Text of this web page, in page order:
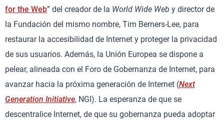
for the Web” del creador de la World Wide Web y director de
la Fundación del mismo nombre, Tim Berners-Lee, para
restaurar la accesibilidad de Internet y proteger la privacidad
de sus usuarios. Además, la Unión Europea se dispone a
pelear, alineada con el Foro de Gobernanza de Internet, para
avanzar hacia la próxima generación de Internet (Next
Generation Initiative, NGI). La esperanza de que se
descentralice Internet, de que su gobernanza pueda adoptar